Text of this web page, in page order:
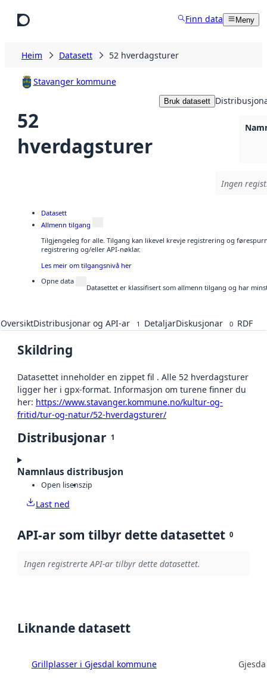
Finn data Meny
Heim Datasett 52 hverdagsturer
Stavanger kommune
52
hverdagsturer
Bruk datasett
Ingen
Datasett
Allmenn tilgang
Tilgjengeleg for alle. Tilgang kan likevel krevje registrering og
registrering og/eller API-nøklar.
Les meir om tilgangsnivå her
Opne data
Datasettet er klassifisert som allmenn tilgang og har
OversiktDistribusjonar og API-ar 1 DetaljarDiskusjonar 0 RDF
Skildring
Datasettet inneholder en zippet fil . Alle 52 hverdagsturer
ligger her i gpx-format. Informasjon om turene finner du
her: https://www.stavanger.kommune.no/kultur-og-
fritid/tur-og-natur/52-hverdagsturer/
Distribusjonar 1
Namnlaus distribusjon
Open lisenszip
Last ned
API-ar som tilbyr dette datasettet 0
Ingen registrerte API-ar tilbyr dette datasettet.
Liknande datasett
Grillplasser i Gjesdal kommune